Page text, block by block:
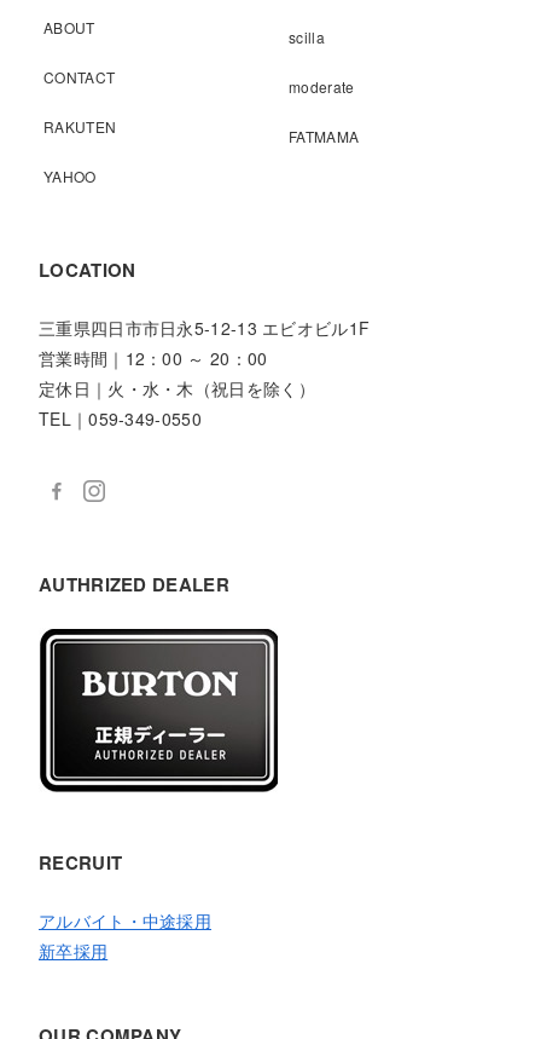
ABOUT
CONTACT
RAKUTEN
YAHOO
scilla
moderate
FATMAMA
LOCATION
三重県四日市市日永5-12-13 エビオビル1F
営業時間｜12：00 ～ 20：00
定休日｜火・水・木（祝日を除く）
TEL｜059-349-0550
AUTHRIZED DEALER
RECRUIT
アルバイト・中途採用
新卒採用